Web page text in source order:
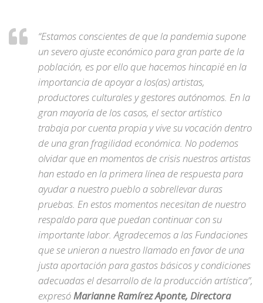
“Estamos conscientes de que la pandemia supone
un severo ajuste económico para gran parte de la
población, es por ello que hacemos hincapié en la
importancia de apoyar a los(as) artistas,
productores culturales y gestores autónomos. En la
gran mayoría de los casos, el sector artístico
trabaja por cuenta propia y vive su vocación dentro
de una gran fragilidad económica. No podemos
olvidar que en momentos de crisis nuestros artistas
han estado en la primera línea de respuesta para
ayudar a nuestro pueblo a sobrellevar duras
pruebas. En estos momentos necesitan de nuestro
respaldo para que puedan continuar con su
importante labor. Agradecemos a las Fundaciones
que se unieron a nuestro llamado en favor de una
justa aportación para gastos básicos y condiciones
adecuadas el desarrollo de la producción artística”,
expresóMarianne Ramírez Aponte, Directora